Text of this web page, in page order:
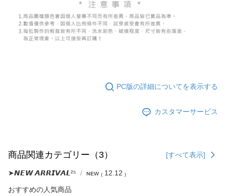
PC版の詳細についてを表示する
カスタマーサービス
商品関連カテゴリー（3） [すべて表示]
➤𝙉𝙀𝙒 𝘼𝙍𝙍𝙄𝙑𝘼𝙇²⁵ ɴᴇᴡ ₍ 12.12 ₎
おすすめの人気商品